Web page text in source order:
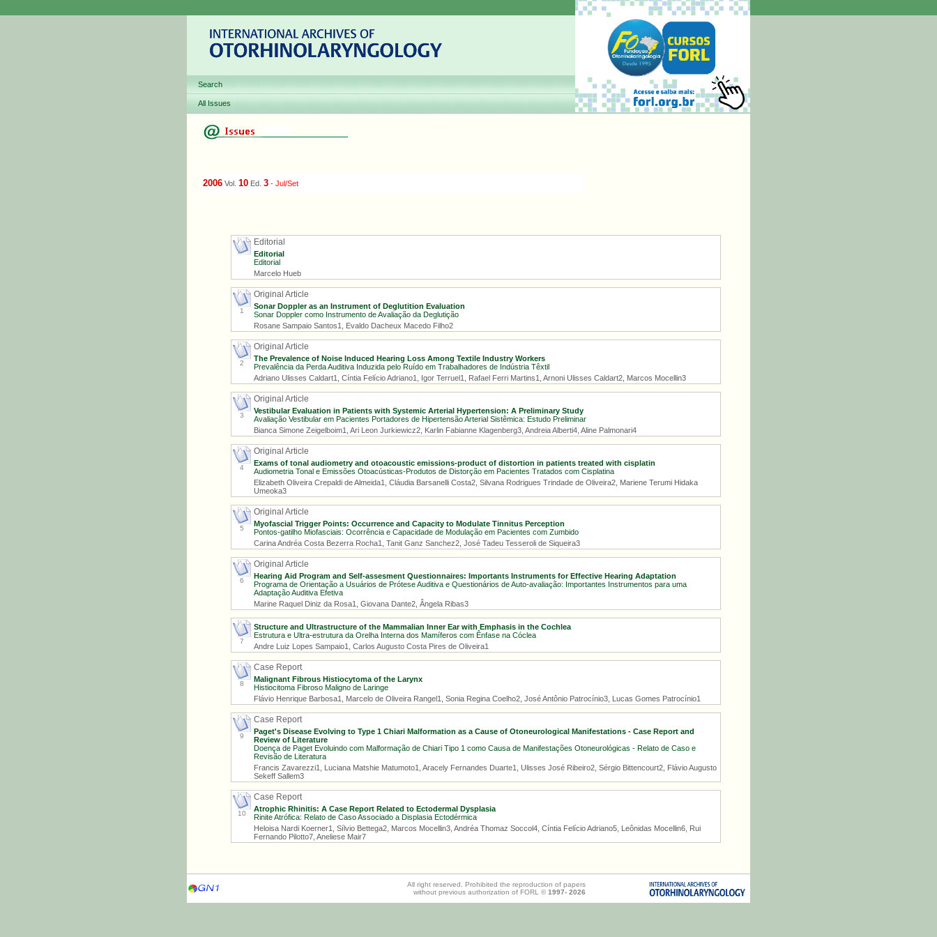
Search
All Issues
2006 Vol. 10 Ed. 3 - Jul/Set
Editorial
Editorial
Editorial
Marcelo Hueb
1
Original Article
Sonar Doppler as an Instrument of Deglutition Evaluation
Sonar Doppler como Instrumento de Avaliação da Deglutição
Rosane Sampaio Santos1, Evaldo Dacheux Macedo Filho2
2
Original Article
The Prevalence of Noise Induced Hearing Loss Among Textile Industry Workers
Prevalência da Perda Auditiva Induzida pelo Ruído em Trabalhadores de Indústria Têxtil
Adriano Ulisses Caldart1, Cíntia Felício Adriano1, Igor Terruel1, Rafael Ferri Martins1, Arnoni Ulisses Caldart2, Marcos Mocellin3
3
Original Article
Vestibular Evaluation in Patients with Systemic Arterial Hypertension: A Preliminary Study
Avaliação Vestibular em Pacientes Portadores de Hipertensão Arterial Sistêmica: Estudo Preliminar
Bianca Simone Zeigelboim1, Ari Leon Jurkiewicz2, Karlin Fabianne Klagenberg3, Andreia Alberti4, Aline Palmonari4
4
Original Article
Exams of tonal audiometry and otoacoustic emissions-product of distortion in patients treated with cisplatin
Audiometria Tonal e Emissões Otoacústicas-Produtos de Distorção em Pacientes Tratados com Cisplatina
Elizabeth Oliveira Crepaldi de Almeida1, Cláudia Barsanelli Costa2, Silvana Rodrigues Trindade de Oliveira2, Mariene Terumi Hidaka
Umeoka3
5
Original Article
Myofascial Trigger Points: Occurrence and Capacity to Modulate Tinnitus Perception
Pontos-gatilho Miofasciais: Ocorrência e Capacidade de Modulação em Pacientes com Zumbido
Carina Andréa Costa Bezerra Rocha1, Tanit Ganz Sanchez2, José Tadeu Tesseroli de Siqueira3
6
Original Article
Hearing Aid Program and Self-assesment Questionnaires: Importants Instruments for Effective Hearing Adaptation
Programa de Orientação a Usuários de Prótese Auditiva e Questionários de Auto-avaliação: Importantes Instrumentos para uma
Adaptação Auditiva Efetiva
Marine Raquel Diniz da Rosa1, Giovana Dante2, Ângela Ribas3
7
Structure and Ultrastructure of the Mammalian Inner Ear with Emphasis in the Cochlea
Estrutura e Ultra-estrutura da Orelha Interna dos Mamíferos com Ênfase na Cóclea
Andre Luiz Lopes Sampaio1, Carlos Augusto Costa Pires de Oliveira1
8
Case Report
Malignant Fibrous Histiocytoma of the Larynx
Histiocitoma Fibroso Maligno de Laringe
Flávio Henrique Barbosa1, Marcelo de Oliveira Rangel1, Sonia Regina Coelho2, José Antônio Patrocínio3, Lucas Gomes Patrocínio1
9
Case Report
Paget's Disease Evolving to Type 1 Chiari Malformation as a Cause of Otoneurological Manifestations - Case Report and
Review of Literature
Doença de Paget Evoluindo com Malformação de Chiari Tipo 1 como Causa de Manifestações Otoneurológicas - Relato de Caso e
Revisão de Literatura
Francis Zavarezzi1, Luciana Matshie Matumoto1, Aracely Fernandes Duarte1, Ulisses José Ribeiro2, Sérgio Bittencourt2, Flávio Augusto
Sekeff Sallem3
10
Case Report
Atrophic Rhinitis: A Case Report Related to Ectodermal Dysplasia
Rinite Atrófica: Relato de Caso Associado a Displasia Ectodérmica
Heloisa Nardi Koerner1, Sílvio Bettega2, Marcos Mocellin3, Andréa Thomaz Soccol4, Cíntia Felício Adriano5, Leônidas Mocellin6, Rui
Fernando Pilotto7, Aneliese Mair7
All right reserved. Prohibited the reproduction of papers
without previous authorization of FORL © 1997- 2026